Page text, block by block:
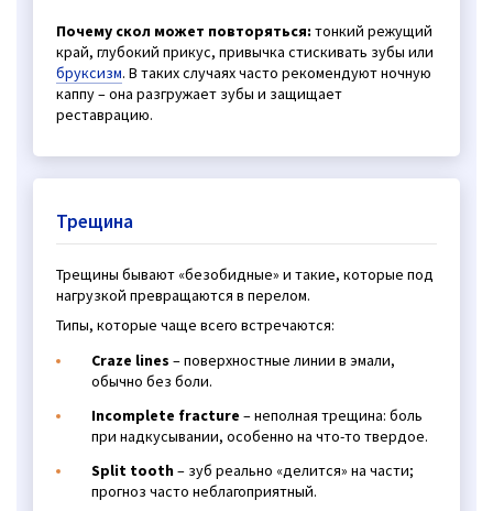
Почему скол может повторяться: тонкий режущий
край, глубокий прикус, привычка стискивать зубы или
бруксизм. В таких случаях часто рекомендуют ночную
каппу – она разгружает зубы и защищает
реставрацию.
Трещина
Трещины бывают «безобидные» и такие, которые под
нагрузкой превращаются в перелом.
Типы, которые чаще всего встречаются:
Craze lines – поверхностные линии в эмали,
обычно без боли.
Incomplete fracture – неполная трещина: боль
при надкусывании, особенно на что-то твердое.
Split tooth– зуб реально «делится» на части;
прогноз часто неблагоприятный.